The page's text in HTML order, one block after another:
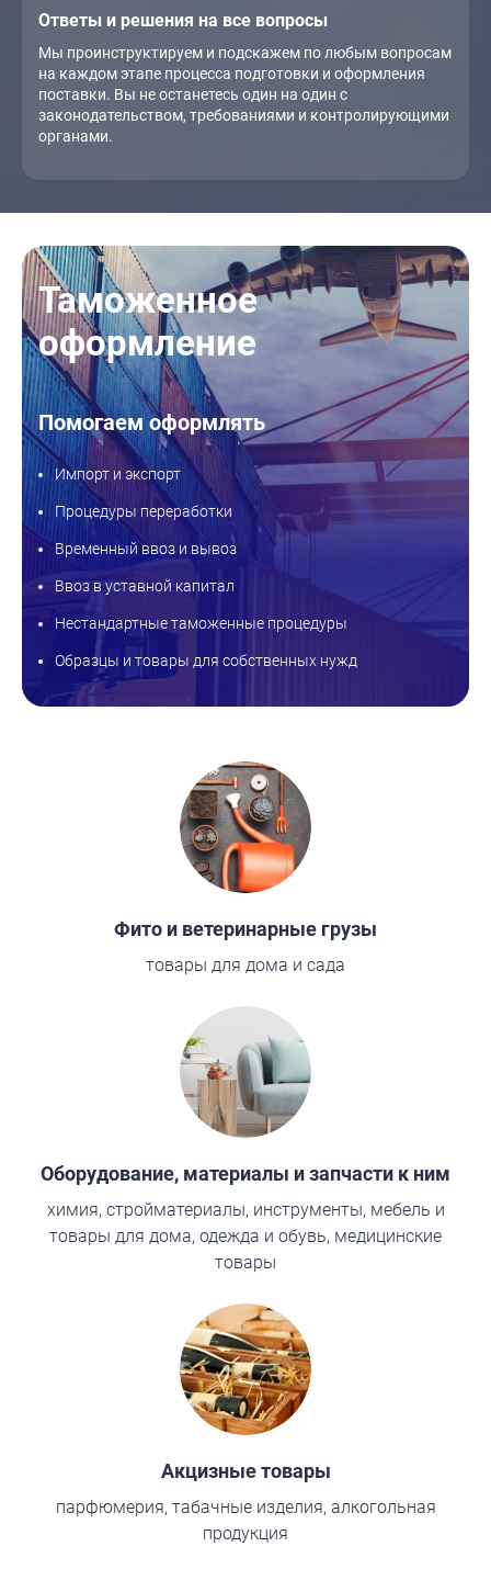
Ответы и решения на все вопросы
Мы проинструктируем и подскажем по любым вопросам
на каждом этапе процесса подготовки и оформления
поставки. Вы не останетесь один на один с
законодательством, требованиями и контролирующими
органами.
Таможенное
оформление
Помогаем оформлять
Импорт и экспорт
Процедуры переработки
Временный ввоз и вывоз
Ввоз в уставной капитал
Нестандартные таможенные процедуры
Образцы и товары для собственных нужд
Фито и ветеринарные грузы
товары для дома и сада
Оборудование, материалы и запчасти к ним
химия, стройматериалы, инструменты, мебель и
товары для дома, одежда и обувь, медицинские
товары
Акцизные товары
парфюмерия, табачные изделия, алкогольная
продукция